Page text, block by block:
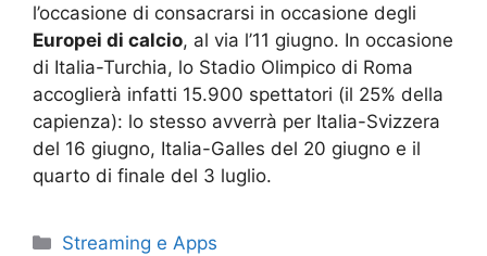
l’occasione di consacrarsi in occasione degli
Europei di calcio, al via l’11 giugno. In occasione
di Italia-Turchia, lo Stadio Olimpico di Roma
accoglierà infatti 15.900 spettatori (il 25% della
capienza): lo stesso avverrà per Italia-Svizzera
del 16 giugno, Italia-Galles del 20 giugno e il
quarto di finale del 3 luglio.
Categorie
Streaming e Apps